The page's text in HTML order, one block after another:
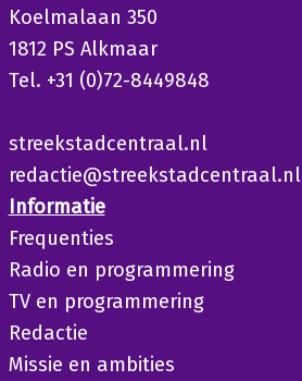
Koelmalaan 350
1812 PS Alkmaar
Tel. +31 (0)72-8449848
streekstadcentraal.nl
redactie@streekstadcentraal.nl
Informatie
Frequenties
Radio en programmering
TV en programmering
Redactie
Missie en ambities